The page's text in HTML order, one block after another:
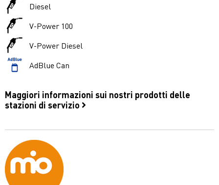
Diesel
V-Power 100
V-Power Diesel
AdBlue Can
Maggiori informazioni sui nostri prodotti delle
stazioni di servizio